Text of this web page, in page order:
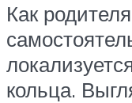
Как
кольца.